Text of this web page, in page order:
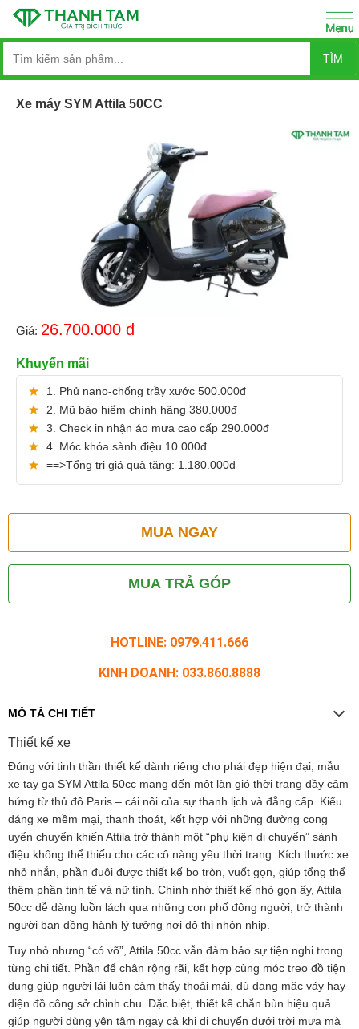
TÌM
Xe máy SYM Attila 50CC
Giá: 26.700.000 đ
Khuyến mãi
1. Phủ nano-chống trầy xước 500.000đ
2. Mũ bảo hiểm chính hãng 380.000đ
3. Check in nhận áo mưa cao cấp 290.000đ
4. Móc khóa sành điệu 10.000đ
==>Tổng trị giá quà tặng: 1.180.000đ
MUA NGAY
MUA TRẢ GÓP
HOTLINE: 0979.411.666
KINH DOANH: 033.860.8888
MÔ TẢ CHI TIẾT
Thiết kế xe
Đúng với tinh thần thiết kế dành riêng cho phái đẹp hiện đại, mẫu
xe tay ga SYM Attila 50cc mang đến một làn gió thời trang đầy cảm
hứng từ thủ đô Paris – cái nôi của sự thanh lịch và đẳng cấp. Kiểu
dáng xe mềm mại, thanh thoát, kết hợp với những đường cong
uyển chuyển khiến Attila trở thành một “phụ kiện di chuyển” sành
điệu không thể thiếu cho các cô nàng yêu thời trang. Kích thước xe
nhỏ nhắn, phần đuôi được thiết kế bo tròn, vuốt gọn, giúp tổng thể
thêm phần tinh tế và nữ tính. Chính nhờ thiết kế nhỏ gọn ấy, Attila
50cc dễ dàng luồn lách qua những con phố đông người, trở thành
người bạn đồng hành lý tưởng nơi đô thị nhộn nhịp.
Tuy nhỏ nhưng “có võ”, Attila 50cc vẫn đảm bảo sự tiện nghi trong
từng chi tiết. Phần để chân rộng rãi, kết hợp cùng móc treo đồ tiện
dụng giúp người lái luôn cảm thấy thoải mái, dù đang mặc váy hay
diện đồ công sở chỉnh chu. Đặc biệt, thiết kế chắn bùn hiệu quả
giúp người dùng yên tâm ngay cả khi di chuyển dưới trời mưa mà